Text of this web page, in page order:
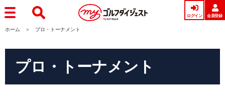
ログイン 会員登録
ホーム プロ・トーナメント
プロ・トーナメント